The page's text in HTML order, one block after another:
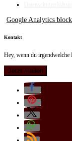
Google Analytics
Kontakt
Hey, wenn du irgendwelche